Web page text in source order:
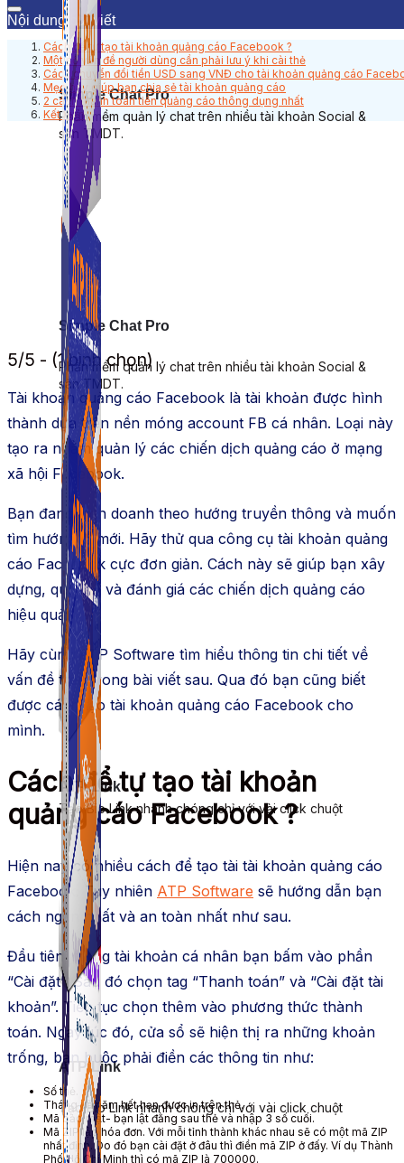
Simple Chat Pro
Phần mềm quản lý chat trên nhiều tài khoản Social &
sàn TMDT.
ATP Link
Tạo Bio Link nhanh chóng chỉ với vài click chuột
Simple Chat Pro
Phần mềm quản lý chat trên nhiều tài khoản Social &
sàn TMDT.
ATP Link
Tạo Bio Link nhanh chóng chỉ với vài click chuột
Nội dung bài viết
Cách để tự tạo tài khoản quảng cáo Facebook ?
Một số vấn đề người dùng cần phải lưu ý khi cài thẻ
Cách chuyển đổi tiền USD sang VNĐ cho tài khoản quảng cáo
Mẹo hay giúp bạn chia sẻ tài khoản quảng cáo
2 cách thanh toán tiền quảng cáo thông dụng nhất
Kết luận
5/5 - (1 bình chọn)
Tài khoản quảng cáo Facebook là tài khoản được hình
thành dựa trên nền móng account FB cá nhân. Loại này
tạo ra nhằm quản lý các chiến dịch quảng cáo ở mạng
xã hội Facebook.
Bạn đang kinh doanh theo hướng truyền thông và muốn
tìm hướng đi mới. Hãy thử qua công cụ tài khoản quảng
cáo Facebook cực đơn giản. Cách này sẽ giúp bạn xây
dựng, quản lý và đánh giá các chiến dịch quảng cáo
hiệu quả.
Hãy cùng ATP Software tìm hiểu thông tin chi tiết về
vấn đề trên trong bài viết sau. Qua đó bạn cũng biết
được cách tạo tài khoản quảng cáo Facebook cho
mình.
Cách để tự tạo tài khoản
quảng cáo Facebook ?
Hiện nay có nhiều cách để tạo tài tài khoản quảng cáo
Facebook. Tuy nhiên ATP Software sẽ hướng dẫn bạn
cách ngắn nhất và an toàn nhất như sau.
Đầu tiên, trong tài khoản cá nhân bạn bấm vào phần
“Cài đặt”. Sau đó chọn tag “Thanh toán” và “Cài đặt tài
khoản”. Tiếp tục chọn thêm vào phương thức thành
toán. Ngay lúc đó, cửa sổ sẽ hiện thị ra những khoản
trống, bạn buộc phải điền các thông tin như:
Số thẻ.
Tháng và năm hết hạn được in trên thẻ.
Mã bảo mật- bạn lật đằng sau thẻ và nhập 3 số cuối.
Mã ZIP lập hóa đơn. Với mỗi tỉnh thành khác nhau sẽ có một mã ZIP
nhất định. Do đó bạn cài đặt ở đâu thì điền mã ZIP ở đấy. Ví dụ Thành
Phố Hồ Chí Minh thì có mã ZIP là 700000.